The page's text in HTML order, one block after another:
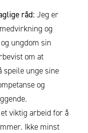
råd: Jeg er
og
ungdom sin
om at
speile unge sine
og
viktig arbeid for å
Ikke minst